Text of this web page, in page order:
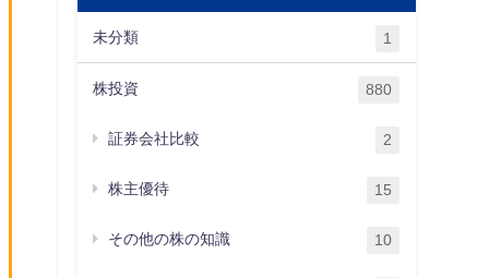
未分類 1
株投資 880
証券会社比較 2
株主優待 15
その他の株の知識 10